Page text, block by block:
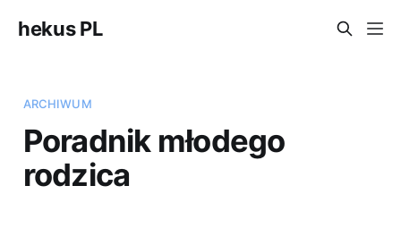
hekus PL
ARCHIWUM
Poradnik młodego
rodzica